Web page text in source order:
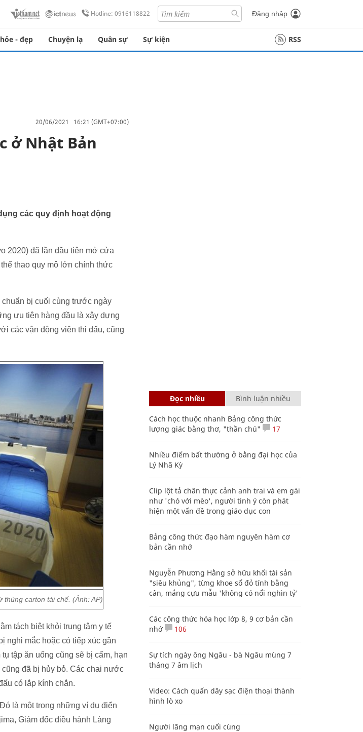
Hotline: 0916118822 Đăng nhập
- đẹp Chuyện lạ Quân sự Sự kiện RSS
20/06/2021 16:21 (GMT+07:00)
ở Nhật Bản
các quy định hoạt động
2020) đã lần đầu tiên mở cửa
thao quy mô lớn chính thức
bị cuối cùng trước ngày
ưu tiên hàng đầu là xây dựng
các vận động viên thi đấu, cũng
carton tái chế. (Ảnh: AP)
tách biệt khỏi trung tâm y tế
nghi mắc hoặc có tiếp xúc gần
tập ăn uống cũng sẽ bị cấm, hạn
đã bị hủy bỏ. Các chai nước
có lắp kính chắn.
là một trong những ví dụ điển
Giám đốc điều hành Làng
Đọc nhiều Bình luận nhiều
Cách học thuộc nhanh Bảng công thức
lượng giác bằng thơ, "thần chú"
17
Nhiều điểm bất thường ở bằng đại học của
Lý Nhã Kỳ
Clip lột tả chân thực cảnh anh trai và em gái
như 'chó với mèo', người tinh ý còn phát
hiện một vấn đề trong giáo dục con
Bảng công thức đạo hàm nguyên hàm cơ
bản cần nhớ
Nguyễn Phương Hằng sở hữu khối tài sản
"siêu khủng", từng khoe sổ đỏ tính bằng
cân, mắng cựu mẫu 'không có nổi nghìn tỷ'
Các công thức hóa học lớp 8, 9 cơ bản cần
nhớ
106
Sự tích ngày ông Ngâu - bà Ngâu mùng 7
tháng 7 âm lịch
Video: Cách quấn dây sạc điện thoại thành
hình lò xo
Người lãng mạn cuối cùng